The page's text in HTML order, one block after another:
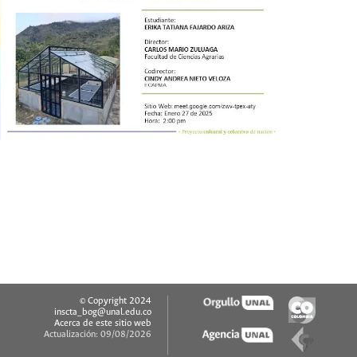
© Copyright 2024
inscta_bog@unal.edu.co
Acerca de este sitio web
Actualización: 09/08/2026